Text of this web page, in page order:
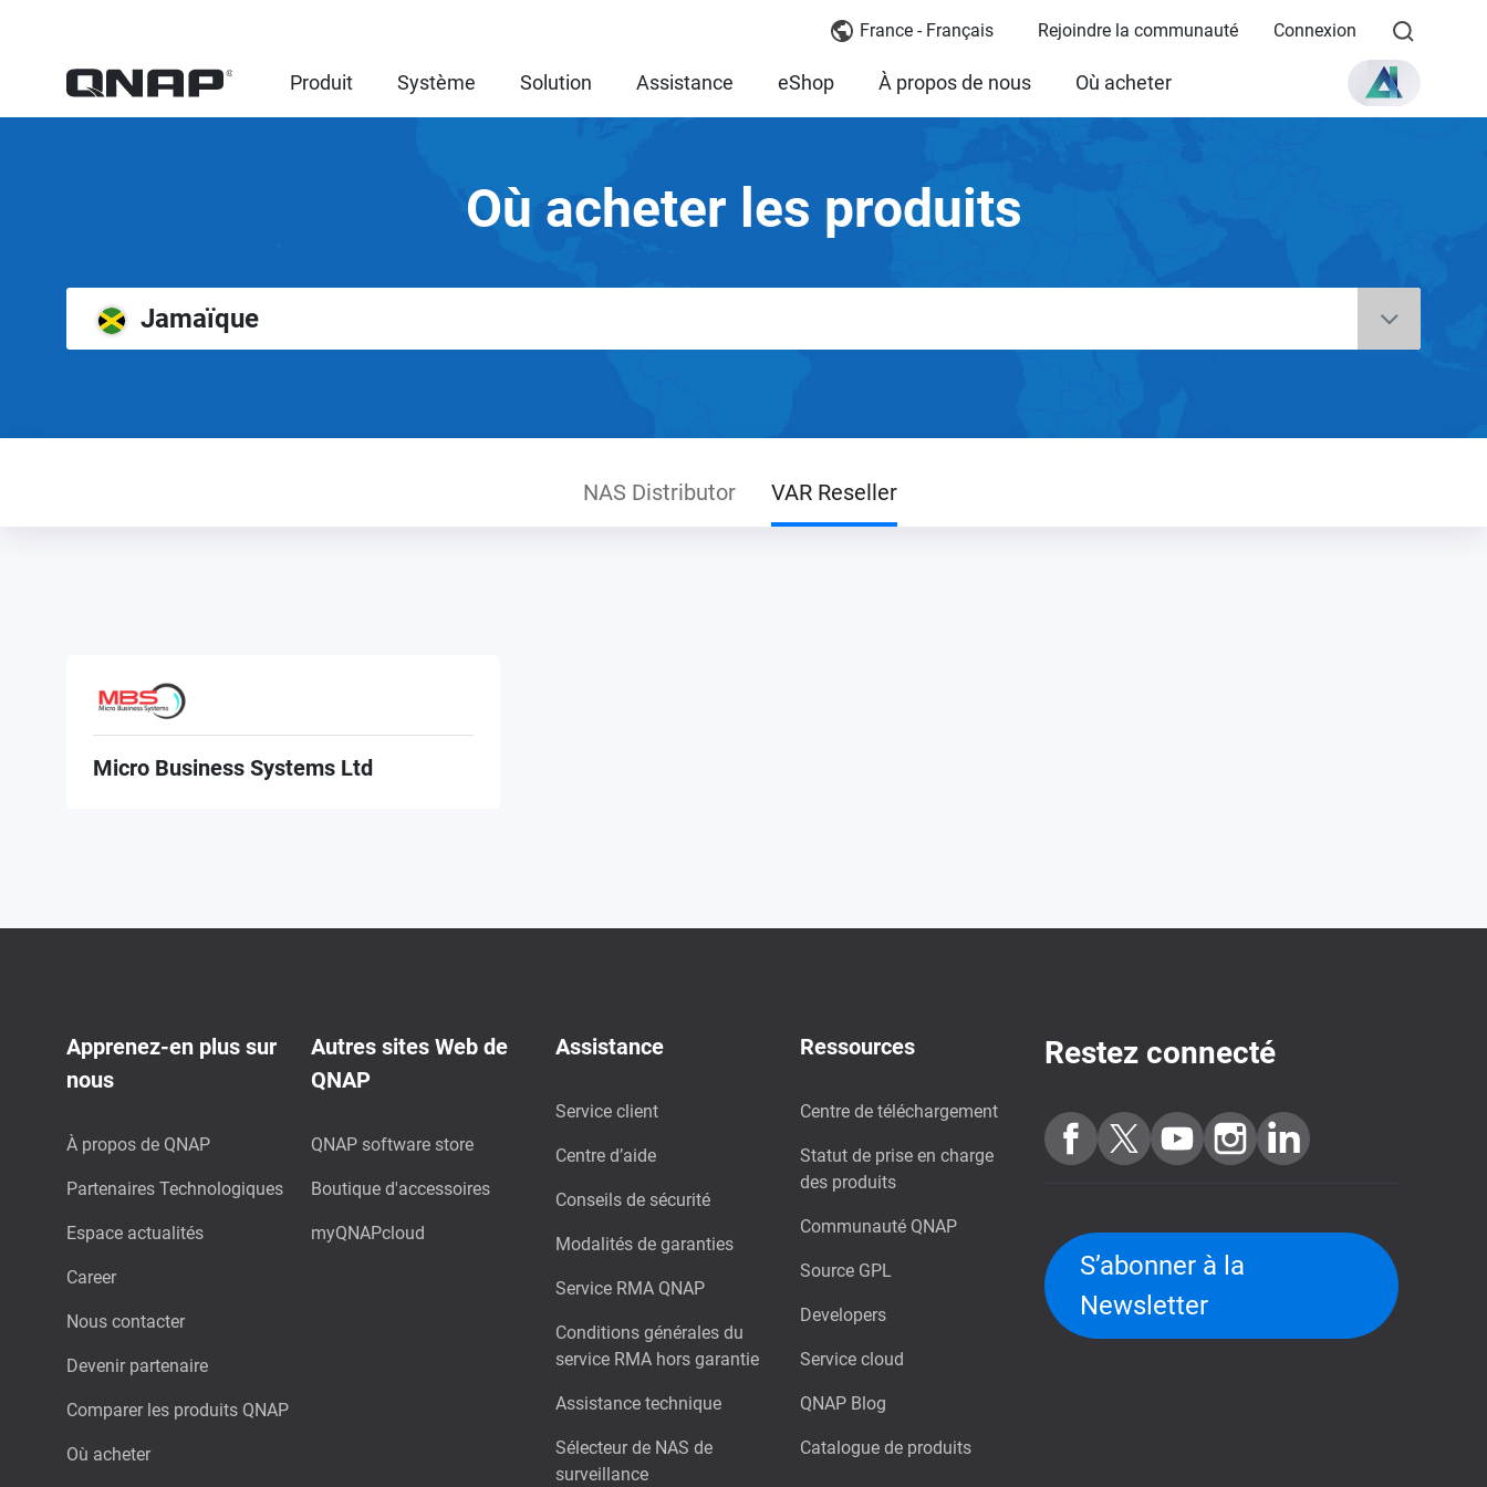
France - Français Rejoindre la communauté Connexion
Produit Système Solution Assistance eShop À propos de nous Où acheter
Où acheter les produits
Jamaïque
NAS Distributor VAR Reseller
Micro Business Systems Ltd
Apprenez-en plus sur
nous
À propos de QNAP
Partenaires Technologiques
Espace actualités
Career
Nous contacter
Devenir partenaire
Comparer les produits QNAP
Où acheter
Autres sites Web de
QNAP
QNAP software store
Boutique d'accessoires
myQNAPcloud
Assistance
Service client
Centre d’aide
Conseils de sécurité
Modalités de garanties
Service RMA QNAP
Conditions générales du
service RMA hors garantie
Assistance technique
Sélecteur de NAS de
surveillance
Ressources
Centre de téléchargement
Statut de prise en charge
des produits
Communauté QNAP
Source GPL
Developers
Service cloud
QNAP Blog
Catalogue de produits
Restez connecté
S’abonner à la
Newsletter